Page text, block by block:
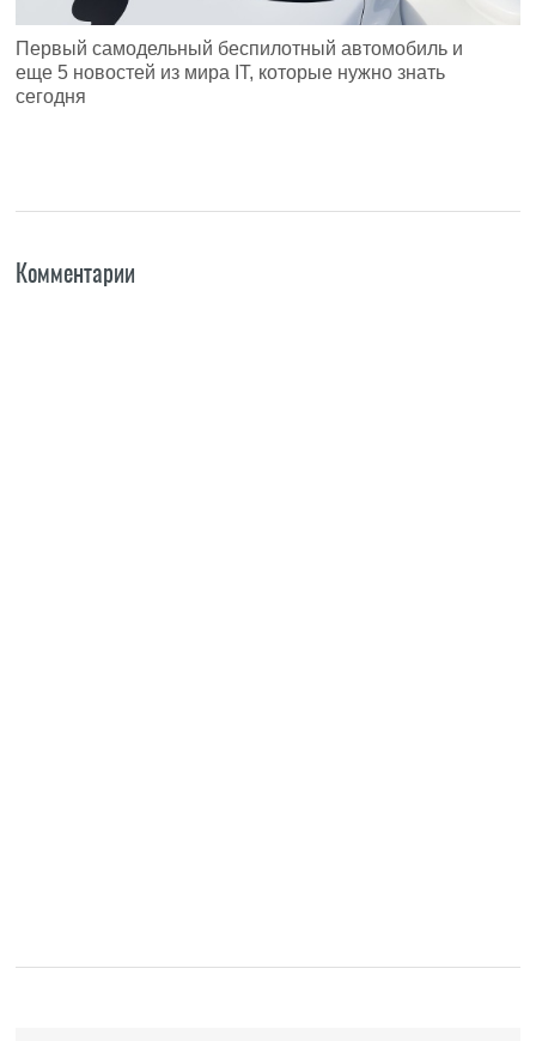
Первый самодельный беспилотный автомобиль и
еще 5 новостей из мира IT, которые нужно знать
сегодня
Комментарии